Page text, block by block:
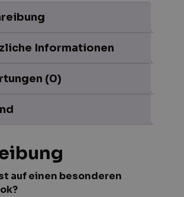
Informationen
(0)
auf einen besonderen